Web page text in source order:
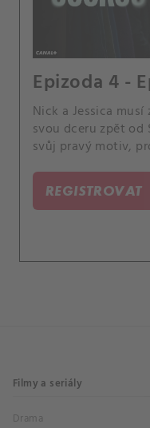
Epizoda 4 -
Nick a Jessica
svou dceru zpět od
svůj pravý motiv,
REGISTROVAT
Filmy a seriály
Drama